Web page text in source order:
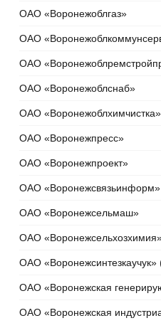
ОАО «Воронежоблгаз»
ОАО
ОАО
ОАО «Воронежоблснаб»
ОАО «Воронежоблхимчистка»
ОАО «Воронежпресс»
ОАО «Воронежпроект»
ОАО «Воронежсвязьинформ»
ОАО «Воронежсельмаш»
ОАО
ОАО «Воронежсинтезкаучук»
ОАО «Воронежская
ОАО «Воронежская